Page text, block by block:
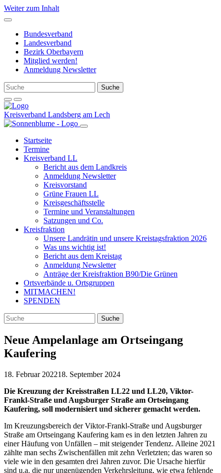
Weiter zum Inhalt
Bundesverband
Landesverband
Bezirk Oberbayern
Mitglied werden!
Anmeldung Newsletter
Kreisverband Landsberg am Lech
Startseite
Termine
Kreisverband LL
Bericht aus dem Landkreis
Anmeldung Newsletter
Kreisvorstand
Grüne Frauen LL
Kreisgeschäftsstelle
Termine und Veranstaltungen
Satzungen und Co.
Kreisfraktion
Unsere Landrätin und unsere Kreistagsfraktion 2026
Was uns wichtig ist!
Bericht aus dem Kreistag
Anmeldung Newsletter
Anträge der Kreisfraktion B90/Die Grünen
Ortsverbände u. Ortsgruppen
MITMACHEN!
SPENDEN
Neue Ampelanlage am Ortseingang
Kaufering
18. Februar 202218. September 2024
Die Kreuzung der Kreisstraßen LL22 und LL20, Viktor-
Frankl-Straße und Augsburger Straße am Ortseingang
Kaufering, soll modernisiert und sicherer gemacht werden.
Im Kreuzungsbereich der Viktor-Frankl-Straße und Augsburger
Straße am Ortseingang Kaufering kam es in den letzten Jahren zu
einer Häufung von Unfällen – mit steigender Tendenz. Alleine 2021
zählte man sechs Zwischenfällen mit zehn Verletzten; das waren so
viele wie in den gesamten drei Jahren zuvor. Die Ursache hierfür
sind u.a. die nur ungenügenden Verkehrsleitung, wie etwa fehlende